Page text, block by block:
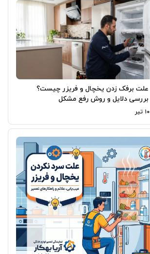
علت برفک زدن یخچال و فریزر چیست؟
بررسی دلایل و روش رفع مشکل
۱۰ تیر